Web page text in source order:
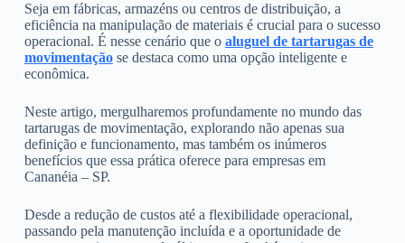
Seja em fábricas, armazéns ou centros de distribuição, a
eficiência na manipulação de materiais é crucial para o sucesso
operacional. É nesse cenário que o aluguel de tartarugas de
movimentaçãose destaca como uma opção inteligente e
econômica.
Neste artigo, mergulharemos profundamente no mundo das
tartarugas de movimentação, explorando não apenas sua
definição e funcionamento, mas também os inúmeros
benefícios que essa prática oferece para empresas em
Cananéia – SP.
Desde a redução de custos até a flexibilidade operacional,
passando pela manutenção incluída e a oportunidade de